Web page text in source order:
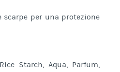
scarpe per una protezione
Starch, Aqua, Parfum,